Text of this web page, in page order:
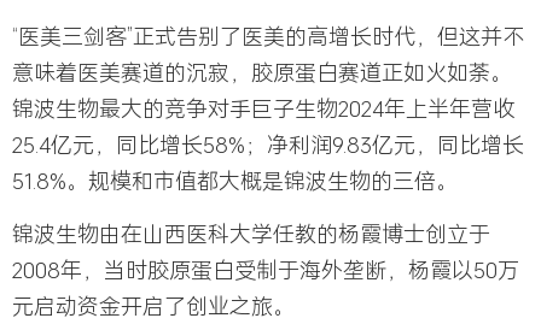
“医美三剑客”正式告别了医美的高增长时代，但这并不
意味着医美赛道的沉寂，胶原蛋白赛道正如火如荼。
锦波生物最大的竞争对手巨子生物2024年上半年营收
25.4亿元，同比增长58%；净利润9.83亿元，同比增长
51.8%。规模和市值都大概是锦波生物的三倍。
锦波生物由在山西医科大学任教的杨霞博士创立于
2008年，当时胶原蛋白受制于海外垄断，杨霞以50万
元启动资金开启了创业之旅。